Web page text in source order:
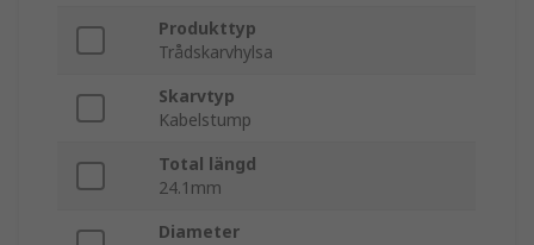
Produkttyp
Trådskarvhylsa
Skarvtyp
Kabelstump
Total längd
24.1mm
Diameter